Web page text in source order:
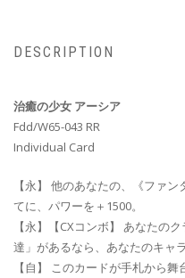
DESCRIPTION
治癒の少女 アーシア
Fdd/W65-043 RR
Individual Card
【永】 他のあなたの、《ファ
てに、パワーを＋1500。
【永】【CXコンボ】 あなたの
達」があるなら、あなたのキャ
【自】 このカードが手札から